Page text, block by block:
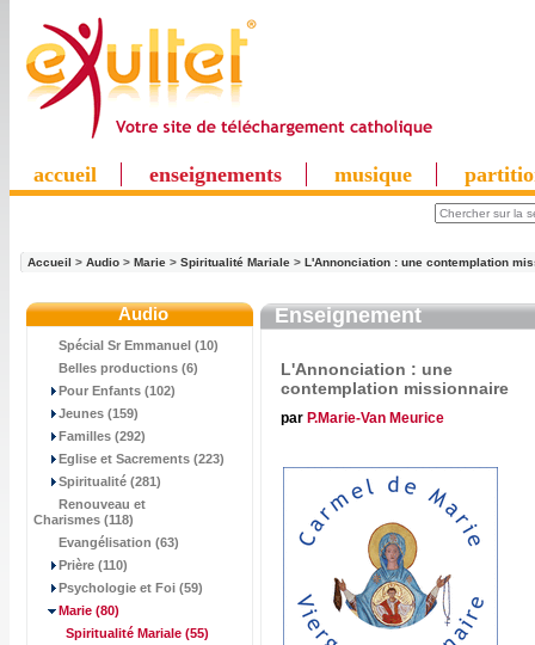
accueil enseignements musique
Accueil > Audio > Marie > Spiritualité Mariale > L'Annonciation : une contemplation
Audio
Spécial Sr Emmanuel (10)
Belles productions (6)
Pour Enfants (102)
Jeunes (159)
Familles (292)
Eglise et Sacrements (223)
Spiritualité (281)
Renouveau et
Charismes (118)
Evangélisation (63)
Prière (110)
Psychologie et Foi (59)
Marie (80)
Spiritualité Mariale (55)
Enseignement
L'Annonciation : une
contemplation missionnaire
par P.Marie-Van Meurice